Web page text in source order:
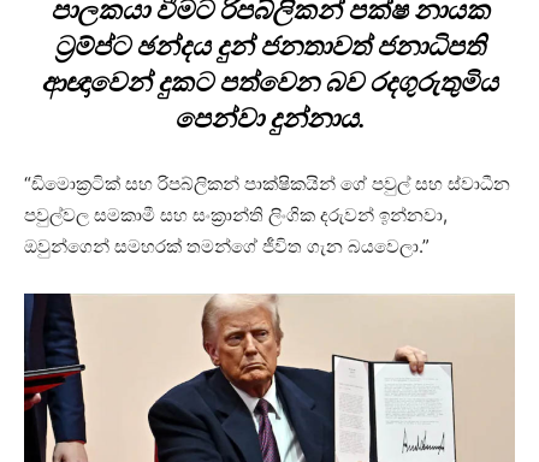
පාලකයා වීමට රිපබ්ලිකන් පක්ෂ නායක
ට්‍රම්ප්ට ඡන්දය දුන් ජනතාවත් ජනාධිපති
ආඥාවෙන් දුකට පත්වෙන බව රදගුරුතුමිය
පෙන්වා දුන්නාය.
“ඩිමොක්‍රටික් සහ රිපබ්ලිකන් පාක්ෂිකයින් ගේ පවුල් සහ ස්වාධීන
පවුල්වල සමකාමී සහ සංක්‍රාන්ති ලිංගික දරුවන් ඉන්නවා,
ඔවුන්ගෙන් සමහරක් තමන්ගේ ජීවිත ගැන බයවෙලා.”